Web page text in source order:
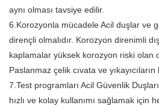
aynı olması tavsiye edilir.
6.Korozyonla mücadele Acil duşlar ve
dirençli olmalıdır. Korozyon direnimli
kaplamalar yüksek korozyon riski olan
Paslanmaz çelik cıvata ve
7.Test programları Acil Güvenlik
hızlı ve kolay kullanımı sağlamak için